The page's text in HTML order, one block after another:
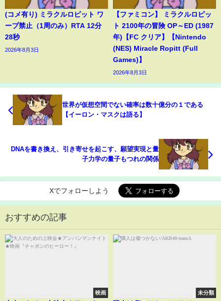
(コメ有り) ミラクルロピット ワ
ープ禁止（1周のみ）RTA 12分
28秒
2026年8月3日
【ファミコン】 ミラクルロピッ
ト 2100年の冒険 OP～ED (1987
年)【FC クリア】【Nintendo
(NES) Miracle Ropitt (Full
Games)】
2026年8月3日
世界が仮想空間でない確率は数十億分の１である
【イーロン・マスクは語る】
DNAを書き換え、引き寄せを起こす、願望実現と量
子力学の量子もつれの関係
Xでフォローしよう
おすすめの記事
映画 未分類